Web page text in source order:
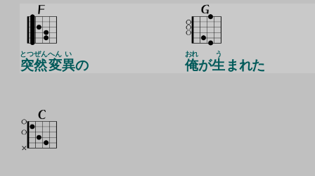
突然
とつぜん
変
へん
異
い
の 俺
おれ
が生
う
まれた